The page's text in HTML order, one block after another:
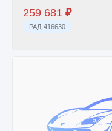
259 681 ₽
РАД-416630